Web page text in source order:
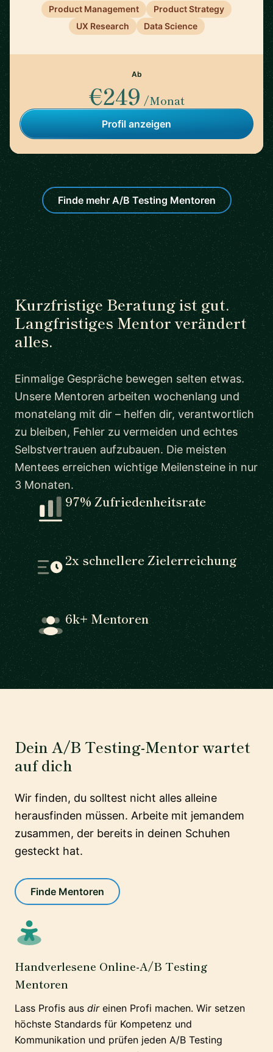
Product Management
Product Strategy
UX Research
Data Science
Ab
€249 /Monat
Profil anzeigen
Finde mehr A/B Testing Mentoren
Kurzfristige Beratung ist gut.
Langfristiges Mentor verändert
alles.
Einmalige Gespräche bewegen selten etwas.
Unsere Mentoren arbeiten wochenlang und
monatelang mit dir – helfen dir, verantwortlich
zu bleiben, Fehler zu vermeiden und echtes
Selbstvertrauen aufzubauen. Die meisten
Mentees erreichen wichtige Meilensteine in nur
3 Monaten.
97% Zufriedenheitsrate
2x schnellere Zielerreichung
6k+ Mentoren
Dein A/B Testing-Mentor wartet
auf dich
Wir finden, du solltest nicht alles alleine
herausfinden müssen. Arbeite mit jemandem
zusammen, der bereits in deinen Schuhen
gesteckt hat.
Finde Mentoren
Handverlesene Online-A/B Testing
Mentoren
Lass Profis aus direinen Profi machen. Wir setzen
höchste Standards für Kompetenz und
Kommunikation und prüfen jeden A/B Testing